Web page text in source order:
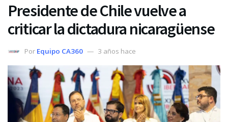
Presidente de Chile vuelve a
criticar la dictadura nicaragüense
Por Equipo CA360 3 años hace